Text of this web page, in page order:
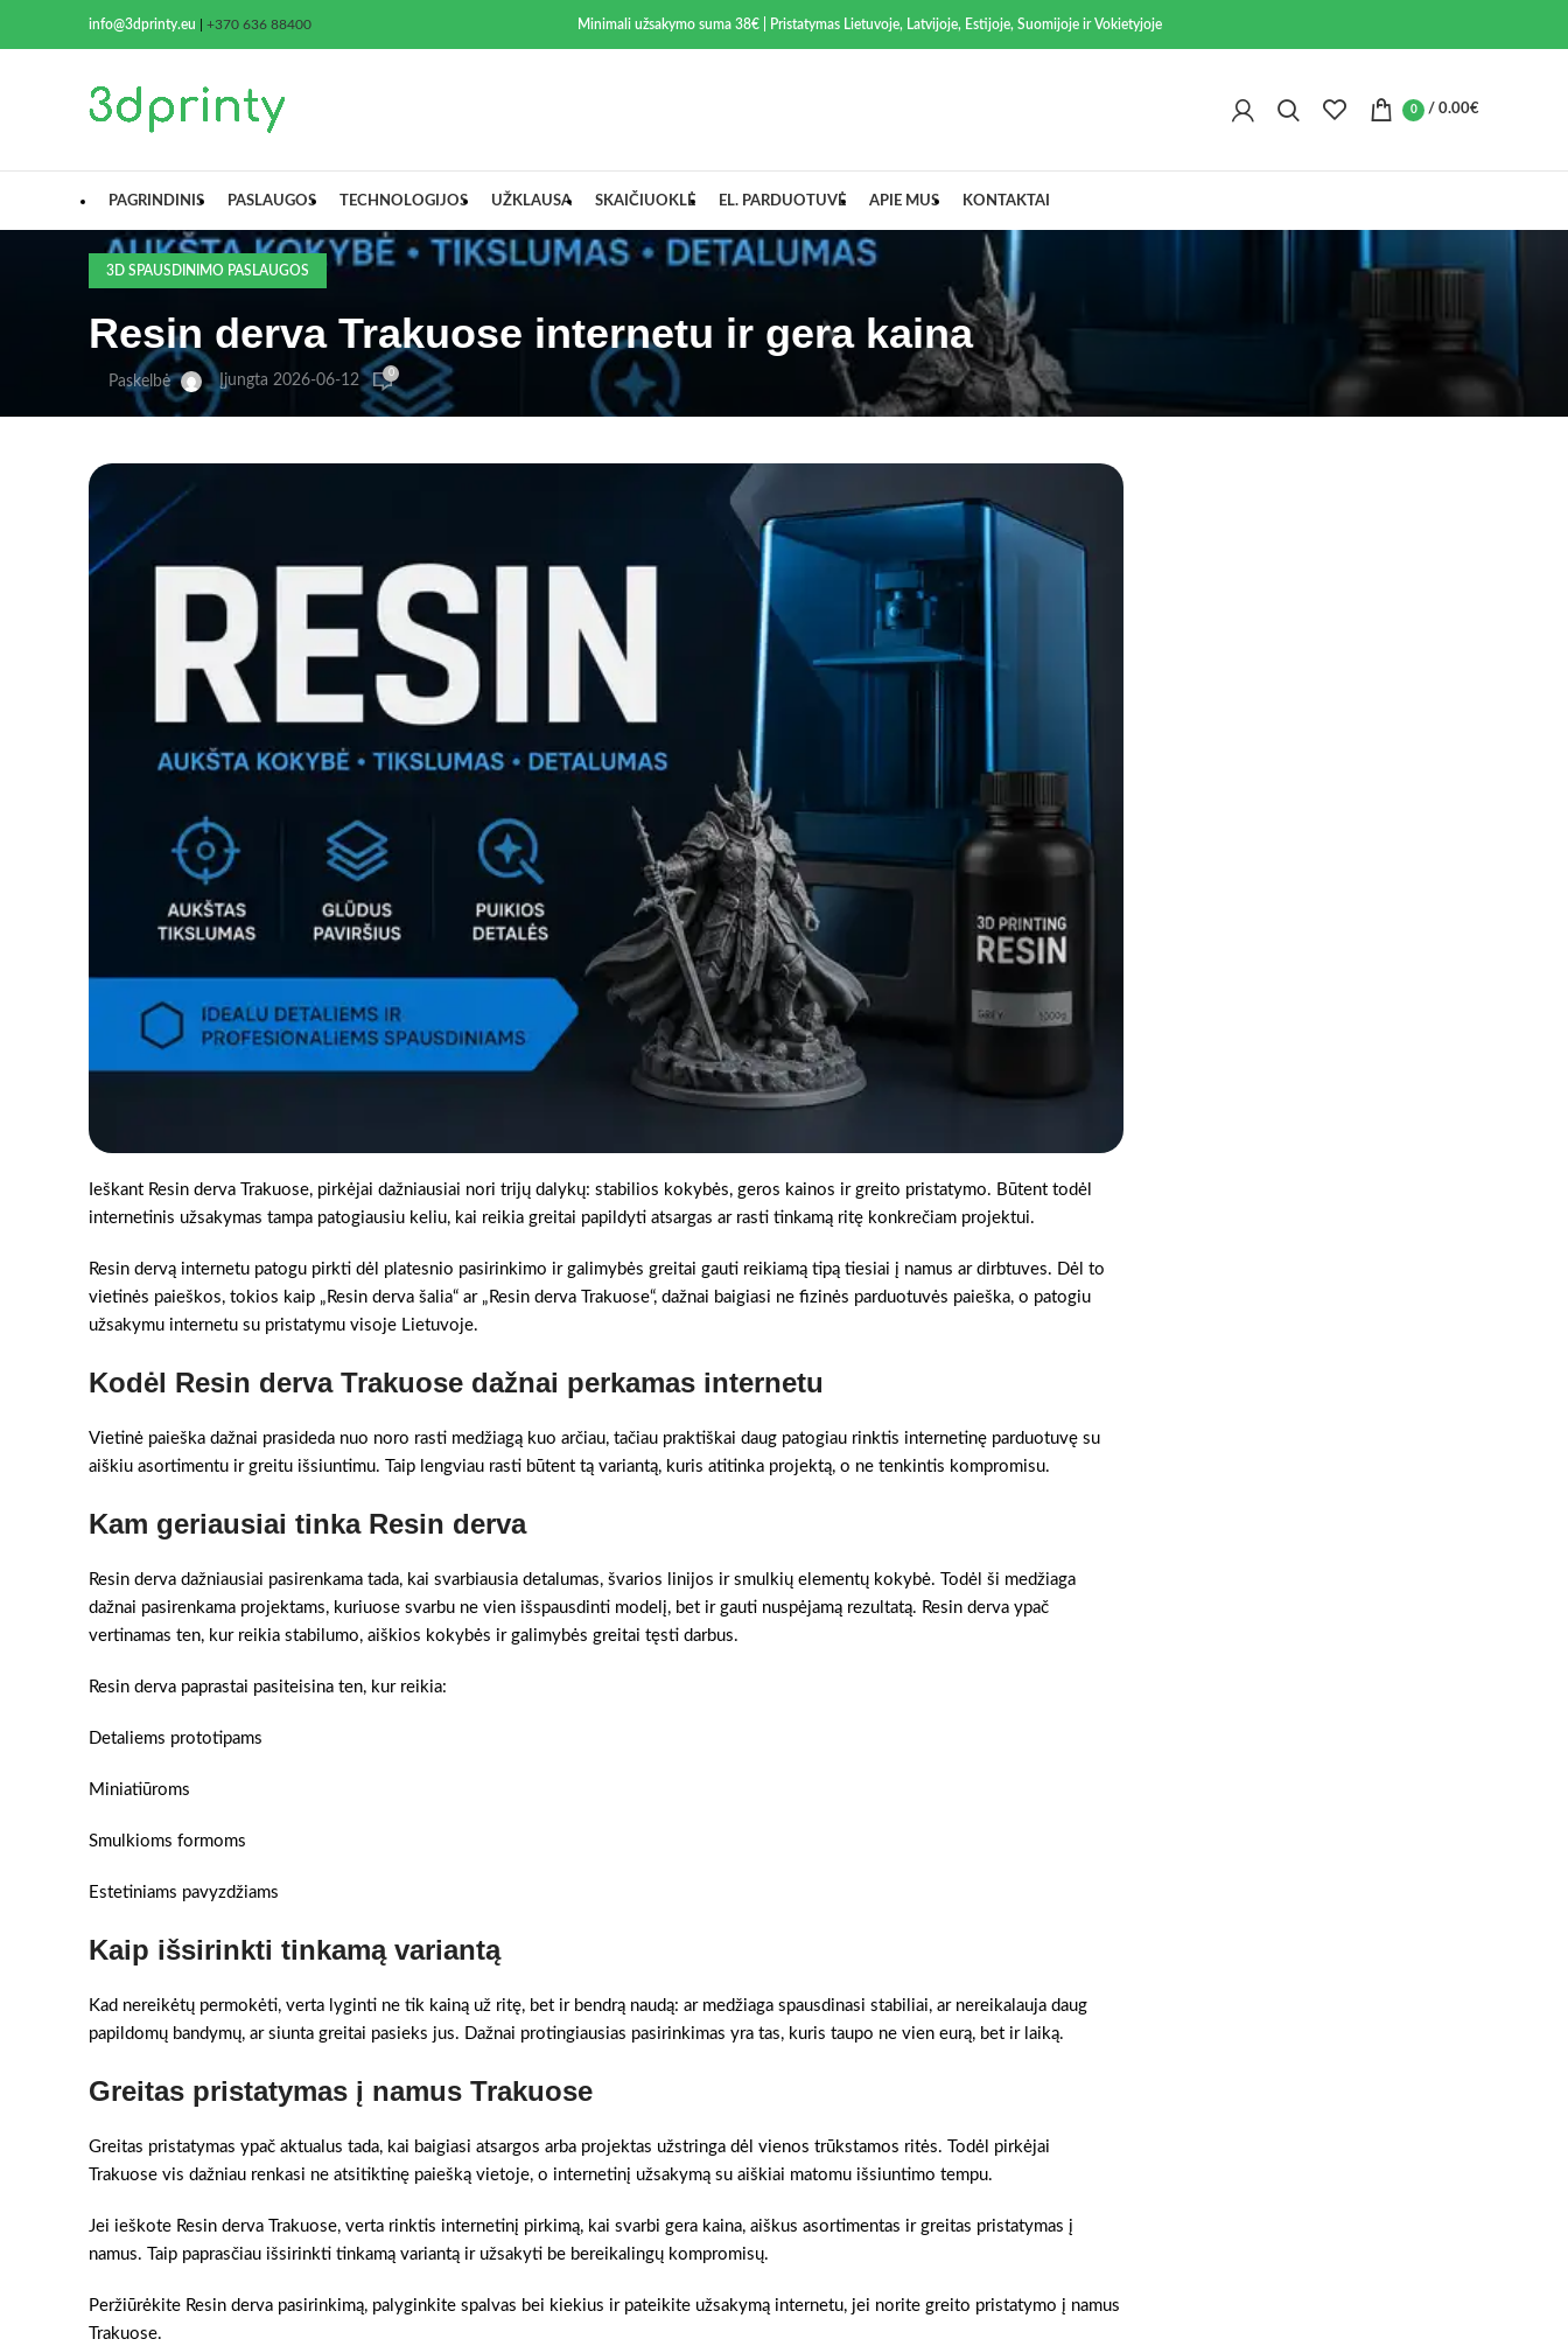
info@3dprinty.eu +370 636 88400 Minimali užsakymo suma 38€ | Pristatymas Lietuvoje, Latvijoje, Estijoje, Suomijoje ir Vokietyjoje
0 / 0.00€
PAGRINDINIS PASLAUGOS TECHNOLOGIJOS UŽKLAUSA SKAIČIUOKLĖ EL. PARDUOTUVĖ APIE MUS KONTAKTAI
3D SPAUSDINIMO PASLAUGOS
Resin derva Trakuose internetu ir gera kaina
Paskelbė Įjungta 2026-06-12 0
Ieškant Resin derva Trakuose, pirkėjai dažniausiai nori trijų dalykų: stabilios kokybės, geros kainos ir greito pristatymo. Būtent todėl
internetinis užsakymas tampa patogiausiu keliu, kai reikia greitai papildyti atsargas ar rasti tinkamą ritę konkrečiam projektui.
Resin dervą internetu patogu pirkti dėl platesnio pasirinkimo ir galimybės greitai gauti reikiamą tipą tiesiai į namus ar dirbtuves. Dėl to
vietinės paieškos, tokios kaip „Resin derva šalia“ ar „Resin derva Trakuose“, dažnai baigiasi ne fizinės parduotuvės paieška, o patogiu
užsakymu internetu su pristatymu visoje Lietuvoje.
Kodėl Resin derva Trakuose dažnai perkamas internetu
Vietinė paieška dažnai prasideda nuo noro rasti medžiagą kuo arčiau, tačiau praktiškai daug patogiau rinktis internetinę parduotuvę su
aiškiu asortimentu ir greitu išsiuntimu. Taip lengviau rasti būtent tą variantą, kuris atitinka projektą, o ne tenkintis kompromisu.
Kam geriausiai tinka Resin derva
Resin derva dažniausiai pasirenkama tada, kai svarbiausia detalumas, švarios linijos ir smulkių elementų kokybė. Todėl ši medžiaga
dažnai pasirenkama projektams, kuriuose svarbu ne vien išspausdinti modelį, bet ir gauti nuspėjamą rezultatą. Resin derva ypač
vertinamas ten, kur reikia stabilumo, aiškios kokybės ir galimybės greitai tęsti darbus.
Resin derva paprastai pasiteisina ten, kur reikia:
Detaliems prototipams
Miniatiūroms
Smulkioms formoms
Estetiniams pavyzdžiams
Kaip išsirinkti tinkamą variantą
Kad nereikėtų permokėti, verta lyginti ne tik kainą už ritę, bet ir bendrą naudą: ar medžiaga spausdinasi stabiliai, ar nereikalauja daug
papildomų bandymų, ar siunta greitai pasieks jus. Dažnai protingiausias pasirinkimas yra tas, kuris taupo ne vien eurą, bet ir laiką.
Greitas pristatymas į namus Trakuose
Greitas pristatymas ypač aktualus tada, kai baigiasi atsargos arba projektas užstringa dėl vienos trūkstamos ritės. Todėl pirkėjai
Trakuose vis dažniau renkasi ne atsitiktinę paiešką vietoje, o internetinį užsakymą su aiškiai matomu išsiuntimo tempu.
Jei ieškote Resin derva Trakuose, verta rinktis internetinį pirkimą, kai svarbi gera kaina, aiškus asortimentas ir greitas pristatymas į
namus. Taip paprasčiau išsirinkti tinkamą variantą ir užsakyti be bereikalingų kompromisų.
Peržiūrėkite Resin derva pasirinkimą, palyginkite spalvas bei kiekius ir pateikite užsakymą internetu, jei norite greito pristatymo į namus
Trakuose.